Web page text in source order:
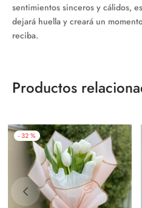
sentimientos sinceros y cálidos,
dejará huella y creará un
reciba.
Productos
- 32 %